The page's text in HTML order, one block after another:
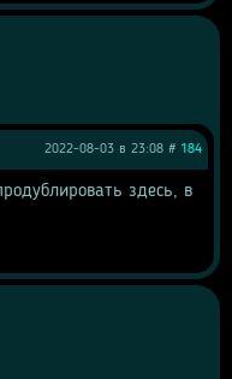
2022-08-03 в 23:08 # 184
здесь, в